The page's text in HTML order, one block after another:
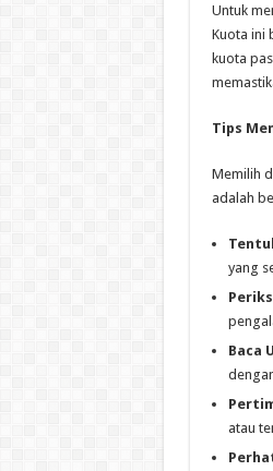
Untuk
Kuota ini
kuota
Tips
Memilih
adalah
yang
Baca
atau